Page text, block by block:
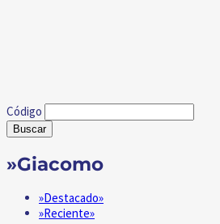
Código
Buscar
»Giacomo
»Destacado»
»Reciente»